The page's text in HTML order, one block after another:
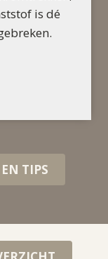
is dé
TIPS